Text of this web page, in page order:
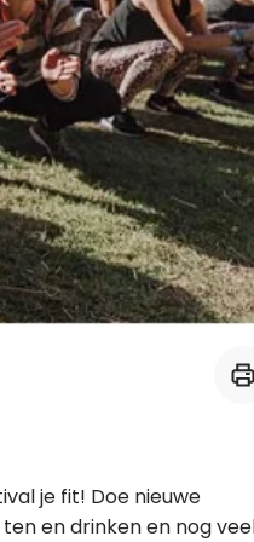
Midden-Oosters
Kooktips
Leer koken als
Kooktips &
je fit! Doe nieuwe
en drinken en nog